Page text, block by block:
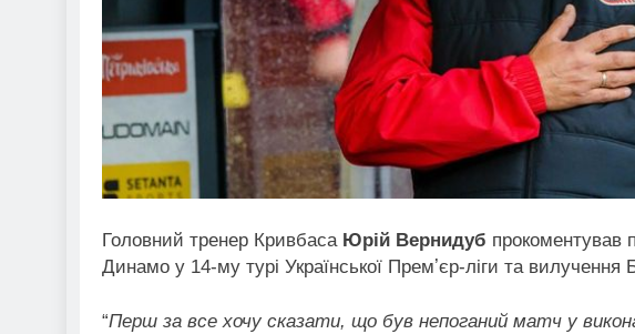
Головний тренер Кривбаса Юрій Вернидуб прокоментував
Динамо у 14-му турі Української Премʼєр-ліги та вилучення
“Перш за все хочу сказати, що був непоганий матч у